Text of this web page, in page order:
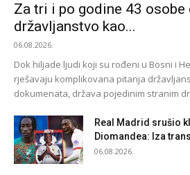
Za tri i po godine 43 osobe
državljanstvo kao...
06.08.2026.
Dok hiljade ljudi koji su rođeni u Bosni i
rješavaju komplikovana pitanja
dokumenata, država pojedinim stranim
Real Madrid srušio
Diomandea: Iza
06.08.2026.